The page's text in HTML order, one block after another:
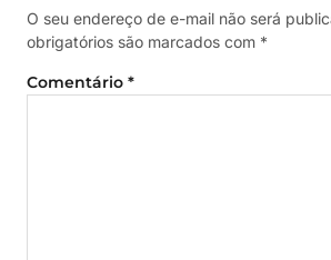
O seu endereço de e-mail não será
obrigatórios são marcados com *
Comentário *